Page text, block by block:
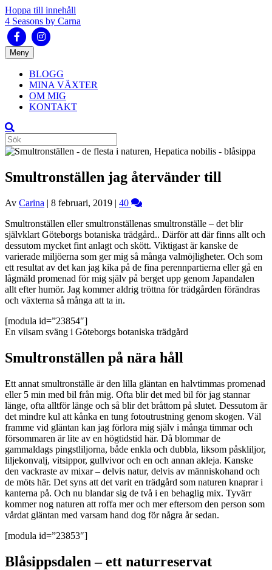
Hoppa till innehåll
4 Seasons by Carna
FacebookInstagram
Meny
BLOGG
MINA VÄXTER
OM MIG
KONTAKT
Smultronställen jag återvänder till
Av Carina | 8 februari, 2019 | 40
Smultronställen eller smultronställenas smultronställe – det blir
självklart Göteborgs botaniska trädgård.. Därför att där finns allt och
dessutom mycket fint anlagt och skött. Viktigast är kanske de
varierade miljöerna som ger mig så många valmöjligheter. Och som
ett resultat av det kan jag kika på de fina perennpartierna eller gå en
lågmäld promenad för mig själv på berget upp genom Japandalen
allt efter humör. Jag kommer aldrig tröttna för trädgården förändras
och växterna så många att ta in.
[modula id=”23854″]
En vilsam sväng i Göteborgs botaniska trädgård
Smultronställen på nära håll
Ett annat smultronställe är den lilla gläntan en halvtimmas promenad
eller 5 min med bil från mig. Ofta blir det med bil för jag stannar
länge, ofta alltför länge och så blir det bråttom på slutet. Dessutom är
det mindre kul att kånka en tung fotoutrustning genom skogen. Väl
framme vid gläntan kan jag förlora mig själv i många timmar och
försommaren är lite av en högtidstid här. Då blommar de
gammaldags pingstliljorna, både enkla och dubbla, liksom påskliljor,
liljekonvalj, vitsippor, gullvivor och en och annan akleja. Kanske
den vackraste av mixar – delvis natur, delvis av människohand och
de möts här. Det syns att det varit en trädgård som naturen knaprar i
kanterna på. Och nu blandar sig de två i en behaglig mix. Tyvärr
kommer nog naturen att roffa mer och mer eftersom den person som
vårdat gläntan med varsam hand dog för några år sedan.
[modula id=”23853″]
Blåsippsdalen – ett naturreservat